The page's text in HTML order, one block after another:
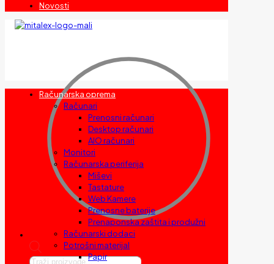
Novosti
Products
Računarska oprema
Računari
Prenosni računari
Desktop računari
AIO računari
Monitori
Računarska periferija
Miševi
Tastature
Web Kamere
Prenosne baterije
Prenaponska zaštita i produžni
Računarski dodaci
Potrošni materijal
Papir